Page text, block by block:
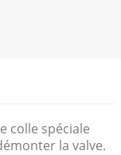
colle spéciale
la valve.